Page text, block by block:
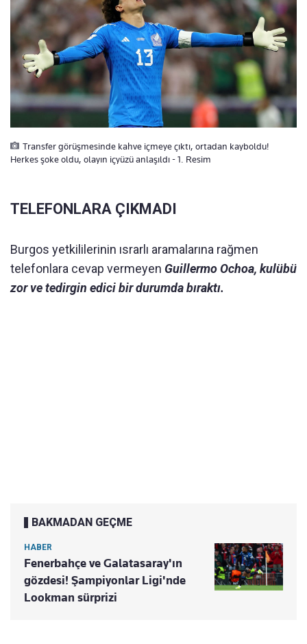
Transfer görüşmesinde kahve içmeye çıktı, ortadan kayboldu!
Herkes şoke oldu, olayın içyüzü anlaşıldı - 1. Resim
TELEFONLARA ÇIKMADI
Burgos yetkililerinin ısrarlı aramalarına rağmen
telefonlara cevap vermeyen Guillermo Ochoa, kulübü
zor ve tedirgin edici bir durumda bıraktı.
BAKMADAN GEÇME
HABER
Fenerbahçe ve Galatasaray'ın
gözdesi! Şampiyonlar Ligi'nde
Lookman sürprizi